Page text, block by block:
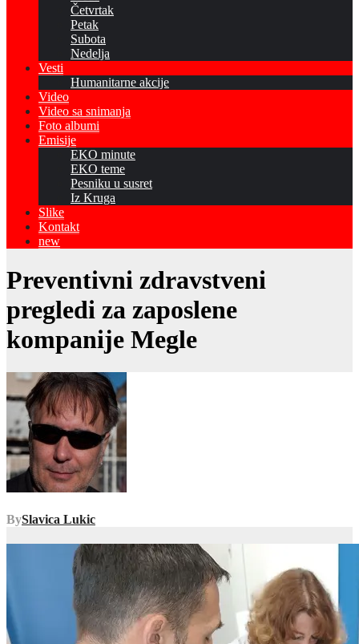
Četvrtak
Petak
Subota
Nedelja
Vesti
Humanitarne akcije
Video
Video sa snimanja
Foto albumi
Emisije
EKO minute
EKO teme
Pesniku u susret
Iz Kruga
Slike
Kontakt
new
Preventivni zdravstveni
pregledi za zaposlene
kompanije Megle
BySlavica Lukic